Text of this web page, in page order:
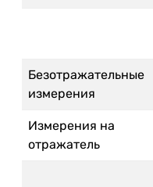
Безотражательные
измерения
Измерения на
отражатель